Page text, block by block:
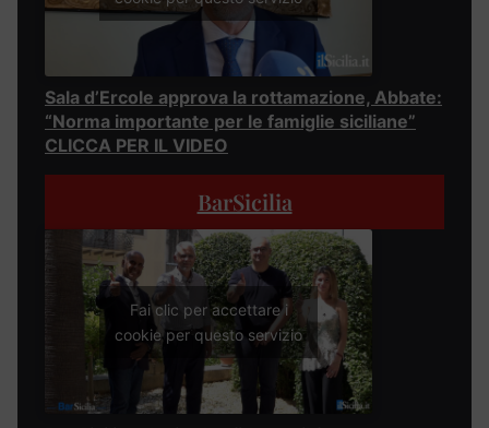
Sala d’Ercole approva la rottamazione, Abbate:
“Norma importante per le famiglie siciliane”
CLICCA PER IL VIDEO
BarSicilia
Fai clic per accettare i
cookie per questo servizio